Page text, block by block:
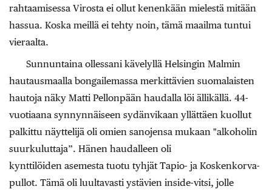
rahtaamisessa Virosta ei ollut kenenkään mielestä mitään
hassua. Koska meillä ei tehty noin, tämä maailma tuntui
vieraalta.
Sunnuntaina ollessani kävelyllä Helsingin Malmin
hautausmaalla bongailemassa merkittävien suomalaisten
hautoja näky Matti Pellonpään haudalla löi ällikällä. 44-
vuotiaana synnynnäiseen sydänvikaan yllättäen kuollut
palkittu näyttelijä oli omien sanojensa mukaan "alkoholin
suurkuluttaja”. Hänen haudalleen oli
kynttilöiden asemesta tuotu tyhjät Tapio- ja Koskenkorva-
pullot. Tämä oli luultavasti ystävien inside-vitsi, jolle